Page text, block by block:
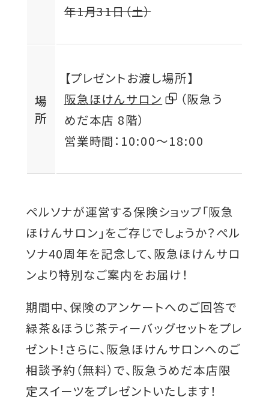
年1月31日（土）
場
所
【プレゼントお渡し場所】
外
部
サ
を
別
ウ
イ
ド
ウ
で
開
き
阪急ほけんサロン
（阪急う
めだ本店 8階）
営業時間： 10:00～18:00
ペルソナが運営する保険ショップ「阪急
ほけんサロン」をご存じでしょうか？ぺル
ソナ40周年を記念して、阪急ほけんサロ
ンより特別なご案内をお届け！
期間中、保険のアンケートへのご回答で
緑茶＆ほうじ茶ティーバッグセットをプレ
ゼント！さらに、阪急ほけんサロンへのご
相談予約（無料）で、阪急うめだ本店限
定スイーツをプレゼントいたします！